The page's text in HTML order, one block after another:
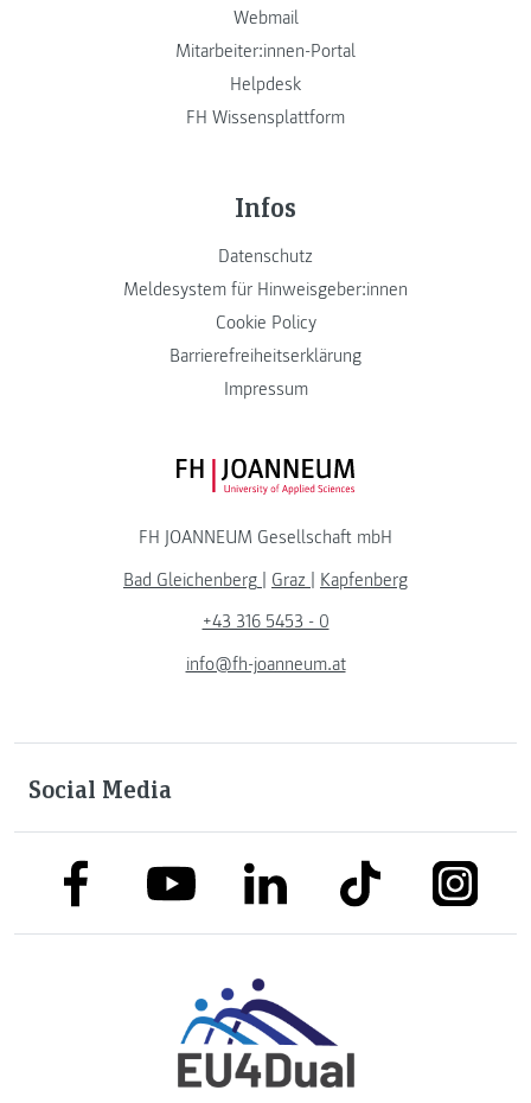
Webmail
Mitarbeiter:innen-Portal
Helpdesk
FH Wissensplattform
Infos
Datenschutz
Meldesystem für Hinweisgeber:innen
Cookie Policy
Barrierefreiheitserklärung
Impressum
FH JOANNEUM Logo
FH JOANNEUM Gesellschaft mbH
Bad Gleichenberg | Graz | Kapfenberg
+43 316 5453 - 0
info@fh-joanneum.at
Social Media
link to facebooklink to youtubelink to linkedinlink to tiktok link to